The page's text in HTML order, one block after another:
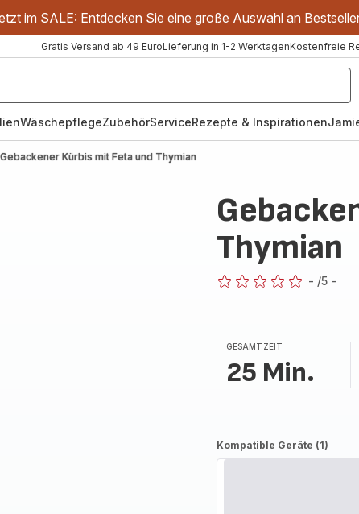
im SALE: Entdecken Sie eine große Auswahl an
Gratis Versand ab 49 EuroLieferung in 1-2 WerktagenKostenfreie
WäschepflegeZubehörServiceRezepte & Inspirationen
Gebackener Kürbis mit Feta und Thymian
Thymian
- /5 -
GESAMTZEIT
25 Min.
Kompatible Geräte (1)